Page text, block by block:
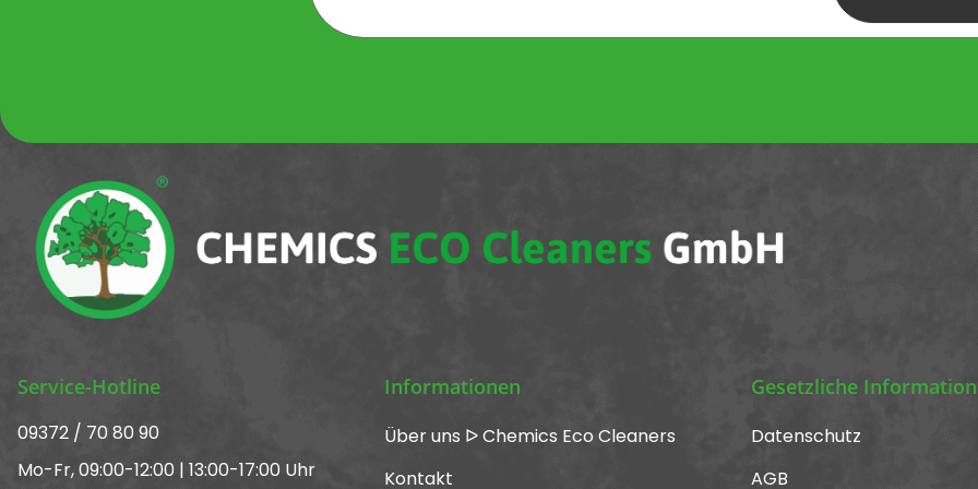
Service-Hotline
09372 / 70 80 90
Mo-Fr, 09:00-12:00 | 13:00-17:00 Uhr
Informationen
Über uns ᐅ Chemics Eco Cleaners
Kontakt
Gesetzliche
Datenschutz
AGB